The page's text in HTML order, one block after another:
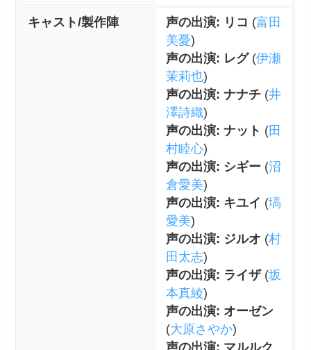
キャスト/製作陣 声の出演: リコ (富田
美憂)
声の出演: レグ(伊瀬
茉莉也)
声の出演: ナナチ(井
澤詩織)
声の出演: ナット (田
村睦心)
声の出演: シギー (沼
倉愛美)
声の出演: キユイ (塙
愛美)
声の出演: ジルオ (村
田太志)
声の出演: ライザ(坂
本真綾)
声の出演: オーゼン
(大原さやか)
声の出演: マルルク